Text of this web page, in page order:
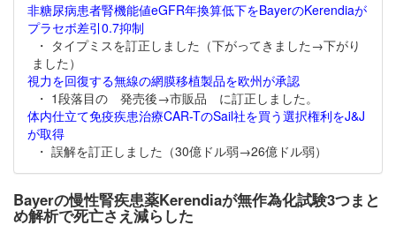
非糖尿病患者腎機能値eGFR年換算低下をBayerのKerendiaが
プラセボ差引0.7抑制
・ タイプミスを訂正しました（下がってきました→下がり
ました）
視力を回復する無線の網膜移植製品を欧州が承認
・ 1段落目の 発売後→市販品 に訂正しました。
体内仕立て免疫疾患治療CAR-TのSail社を買う選択権利をJ&J
が取得
・ 誤解を訂正しました（30億ドル弱→26億ドル弱）
Bayerの慢性腎疾患薬Kerendiaが無作為化試験3つまと
め解析で死亡さえ減らした